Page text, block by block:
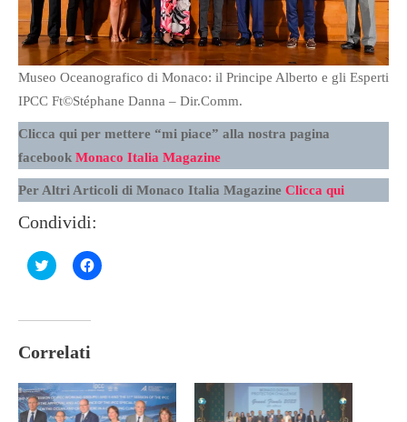
Museo Oceanografico di Monaco: il Principe Alberto e gli Esperti
IPCC Ft©Stéphane Danna – Dir.Comm.
Clicca qui per mettere “mi piace” alla nostra pagina
facebook Monaco Italia Magazine
Per Altri Articoli di Monaco Italia Magazine Clicca qui
Condividi:
Fai
clic
su
apre
una
nuova
finestra)
Fai
clic
nuova
finestra)
Correlati